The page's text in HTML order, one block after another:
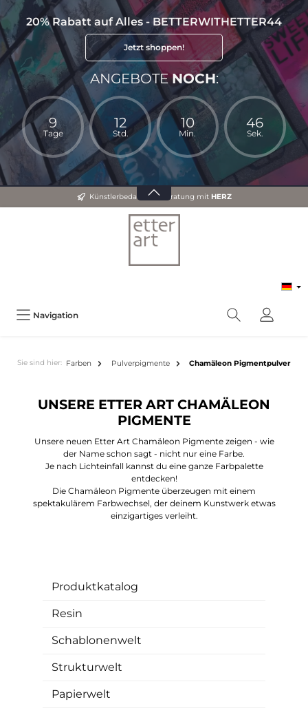
20% Rabatt auf Alles - BETTERWITHETTER44
Jetzt shoppen!
ANGEBOTENOCH:
9
Tage
12
Std.
10
Min.
45
Sek.
Künstlerbedarf und Beratung mitHERZ
Navigation
Sie sind hier: Farben Pulverpigmente Chamäleon Pigmentpulver
UNSERE ETTER ART CHAMÄLEON
PIGMENTE
Unsere neuen Etter Art Chamäleon Pigmente zeigen - wie
der Name schon sagt - nicht nur eine Farbe.
Je nach Lichteinfall kannst du eine ganze Farbpalette
entdecken!
Die Chamäleon Pigmente überzeugen mit einem
spektakulärem Farbwechsel, der deinem Kunstwerk etwas
einzigartiges verleiht.
Produktkatalog
Resin
Schablonenwelt
Strukturwelt
Papierwelt